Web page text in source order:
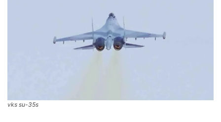
vks su-35s